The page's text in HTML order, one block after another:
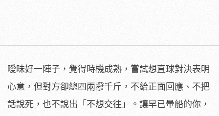
曖昧好一陣子，覺得時機成熟，嘗試想直球對決表明
心意，但對方卻總四兩撥千斤，不給正面回應、不把
話說死，也不說出「不想交往」。讓早已暈船的你，